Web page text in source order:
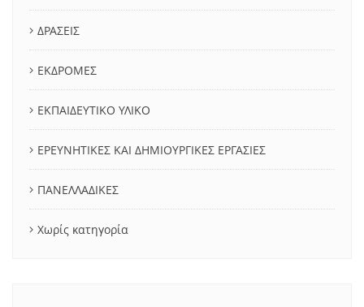
ΔΡΑΣΕΙΣ
ΕΚΔΡΟΜΕΣ
ΕΚΠΑΙΔΕΥΤΙΚΟ ΥΛΙΚΟ
ΕΡΕΥΝΗΤΙΚΕΣ ΚΑΙ ΔΗΜΙΟΥΡΓΙΚΕΣ ΕΡΓΑΣΙΕΣ
ΠΑΝΕΛΛΑΔΙΚΕΣ
Χωρίς κατηγορία